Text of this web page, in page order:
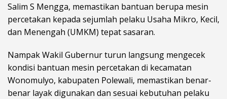
Salim S Mengga, memastikan bantuan berupa mesin
percetakan kepada sejumlah pelaku Usaha Mikro, Kecil,
dan Menengah (UMKM) tepat sasaran.
Nampak Wakil Gubernur turun langsung mengecek
kondisi bantuan mesin percetakan di kecamatan
Wonomulyo, kabupaten Polewali, memastikan benar-
benar layak digunakan dan sesuai kebutuhan pelaku